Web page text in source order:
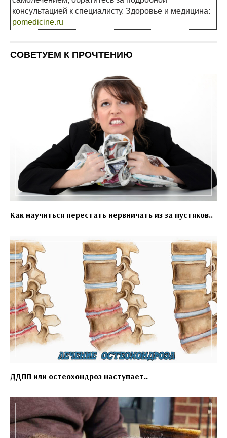
консультацией к специалисту. Здоровье и медицина:
pomedicine.ru
СОВЕТУЕМ К ПРОЧТЕНИЮ
Как научиться перестать нервничать из за пустяков..
ДДПП или остеохондроз наступает..